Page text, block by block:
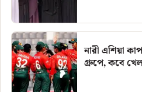
নারী এশিয়া
গ্রুপে, কবে